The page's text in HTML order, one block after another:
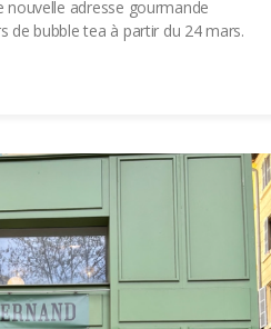
nouvelle adresse gourmande
de bubble tea à partir du 24 mars.